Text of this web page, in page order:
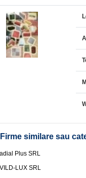
Firme similare sau
Plus SRL
LUX SRL